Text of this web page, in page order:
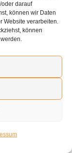
darauf
können wir Daten
Website verarbeiten.
können